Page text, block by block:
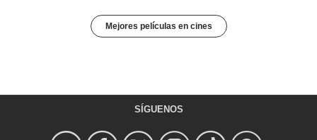
Mejores películas en cines
SÍGUENOS